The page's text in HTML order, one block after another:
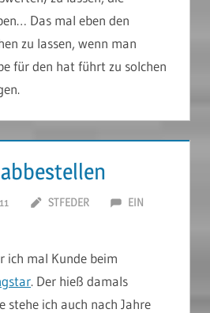
Das mal eben den
zu lassen, wenn man
für den hat führt zu solchen
STFEDER
EIN
ich mal Kunde beim
. Der hieß damals
stehe ich auch nach Jahre